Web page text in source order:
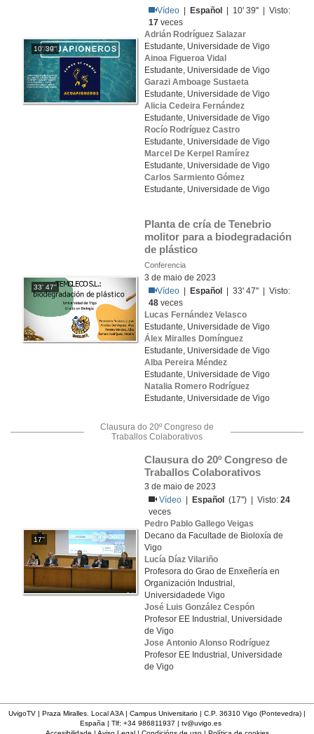
10' 39''
Vídeo
Español
| 10' 39'' | Visto:
17 veces
Adrián Rodríguez Salazar
Estudante, Universidade de Vigo
Ainoa Figueroa Vidal
Estudante, Universidade de Vigo
Garazi Amboage Sustaeta
Estudante, Universidade de Vigo
Alicia Cedeira Fernández
Estudante, Universidade de Vigo
Rocío Rodríguez Castro
Estudante, Universidade de Vigo
Marcel De Kerpel Ramírez
Estudante, Universidade de Vigo
Carlos Sarmiento Gómez
Estudante, Universidade de Vigo
33' 47''
Planta de cría de Tenebrio
molitor para a biodegradación
de plástico
Conferencia
3 de maio de 2023
Vídeo
Español
| 33' 47'' | Visto:
48 veces
Lucas Fernández Velasco
Estudante, Universidade de Vigo
Álex Miralles Domínguez
Estudante, Universidade de Vigo
Alba Pereira Méndez
Estudante, Universidade de Vigo
Natalia Romero Rodríguez
Estudante, Universidade de Vigo
Clausura do 20º Congreso de
Traballos Colaborativos
17''
Clausura do 20º Congreso de
Traballos Colaborativos
3 de maio de 2023
Vídeo
Español (17'') | Visto:24
veces
Pedro Pablo Gallego Veigas
Decano da Facultade de Bioloxía de
Vigo
Lucía Díaz Vilariño
Profesora do Grao de Enxeñería en
Organización Industrial,
Universidadede Vigo
José Luis González Cespón
Profesor EE Industrial, Universidade
de Vigo
Jose Antonio Alonso Rodríguez
Profesor EE Industrial, Universidade
de Vigo
UvigoTV | Praza Miralles. Local A3A | Campus Universitario | C.P. 36310 Vigo (Pontevedra) |
España | Tlf: +34 986811937 | tv@uvigo.es